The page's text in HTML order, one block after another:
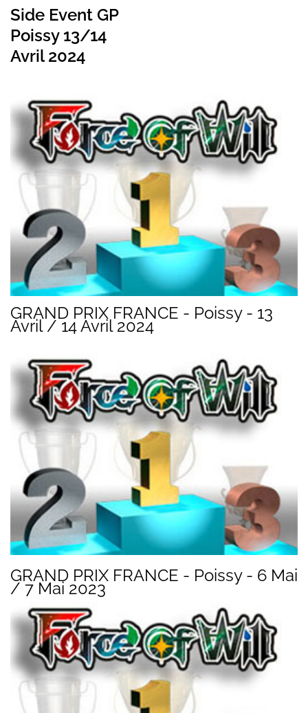
Side Event GP
Poissy 13/14
Avril 2024
GRAND PRIX FRANCE - Poissy - 13
Avril / 14 Avril 2024
GRAND PRIX FRANCE - Poissy - 6 Mai
/ 7 Mai 2023